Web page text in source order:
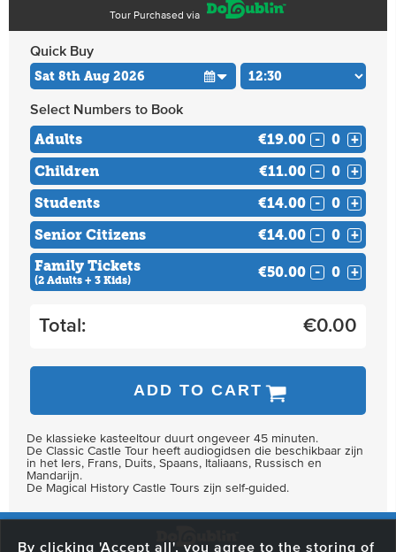
Tour Purchased via
Quick Buy
Select Numbers to Book
Adults €19.00 - +
Children €11.00 - +
Students €14.00 - +
Senior Citizens €14.00 - +
Family Tickets
(2 Adults + 3 Kids) €50.00 - +
Total: €0.00
ADD TO CART
De klassieke kasteeltour duurt ongeveer 45 minuten.
De Classic Castle Tour heeft audiogidsen die beschikbaar zijn
in het Iers, Frans, Duits, Spaans, Italiaans, Russisch en
Mandarijn.
De Magical History Castle Tours zijn self-guided.
By clicking 'Accept all', you agree to the storing of